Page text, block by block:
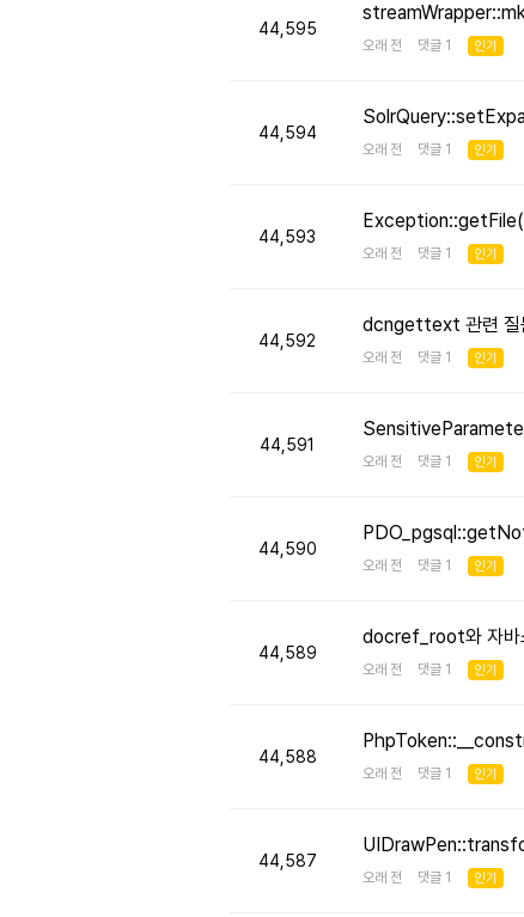
44,595
오래 전 댓글 1 인기
44,594
오래 전 댓글 1 인기
44,593
오래 전 댓글 1 인기
44,592
dcngettext 관련 질
오래 전 댓글 1 인기
44,591
오래 전 댓글 1 인기
44,590
오래 전 댓글 1 인기
44,589
docref_root와 자바
오래 전 댓글 1 인기
44,588
오래 전 댓글 1 인기
44,587
오래 전 댓글 1 인기